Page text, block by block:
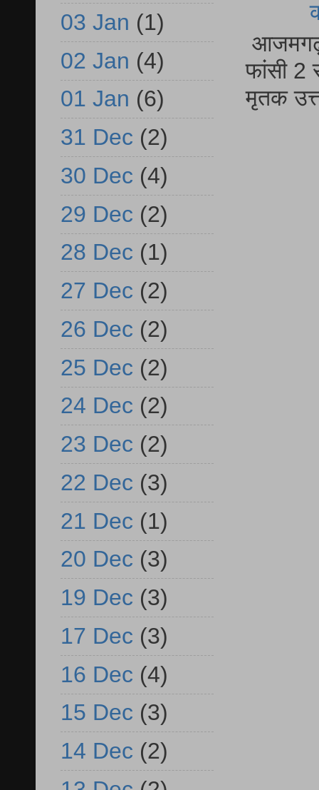
आजमगढ़
फांसी 2
मृतक
03 Jan (1)
02 Jan (4)
01 Jan (6)
31 Dec (2)
30 Dec (4)
29 Dec (2)
28 Dec (1)
27 Dec (2)
26 Dec (2)
25 Dec (2)
24 Dec (2)
23 Dec (2)
22 Dec (3)
21 Dec (1)
20 Dec (3)
19 Dec (3)
17 Dec (3)
16 Dec (4)
15 Dec (3)
14 Dec (2)